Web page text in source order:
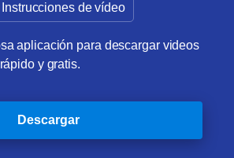
Instrucciones de vídeo
aplicación para descargar videos
y gratis.
Descargar